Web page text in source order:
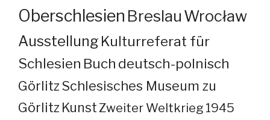
Oberschlesien Breslau Wrocław
Ausstellung Kulturreferat für
Schlesien Buch deutsch-polnisch
GörlitzSchlesisches Museum zu
Görlitz KunstZweiter Weltkrieg 1945